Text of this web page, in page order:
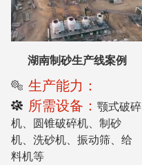
湖南制砂生产线案例
生产能力：
所需设备：颚式破碎
机、圆锥破碎机、制砂
机、洗砂机、振动筛、给
料机等